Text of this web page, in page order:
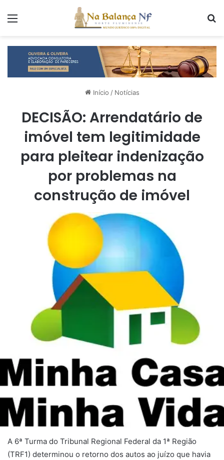
Início / Notícias
DECISÃO: Arrendatário de
imóvel tem legitimidade
para pleitear indenização
por problemas na
construção de imóvel
A 6ª Turma do Tribunal Regional Federal da 1ª Região
(TRF1) determinou o retorno dos autos ao juízo que havia